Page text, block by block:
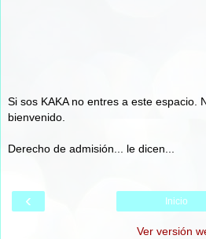
Si sos KAKA no entres a este espacio.
bienvenido.
Derecho de admisión... le dicen...
‹ Inicio
Ver versión